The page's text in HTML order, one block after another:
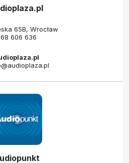
65B, Wrocław
606 636